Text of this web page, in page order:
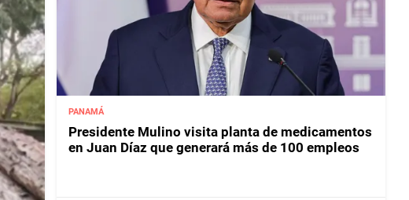
PANAMÁ
Presidente Mulino visita planta de medicamentos
en Juan Díaz que generará más de 100 empleos